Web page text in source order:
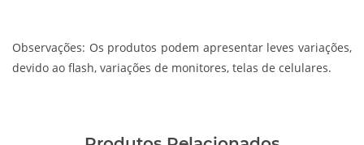
Observações: Os produtos podem apresentar leves variações,
devido ao flash, variações de monitores, telas de celulares.